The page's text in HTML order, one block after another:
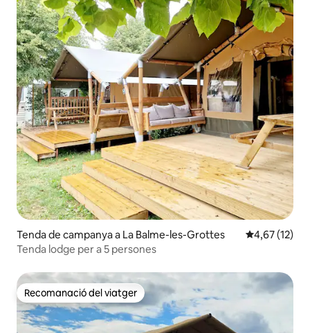
Tenda de campanya a La Balme-les-Grottes 4,67 de
4,67 (12)
Tenda lodge per a 5 persones
Recomanació del viatger
Recomanació del viatger